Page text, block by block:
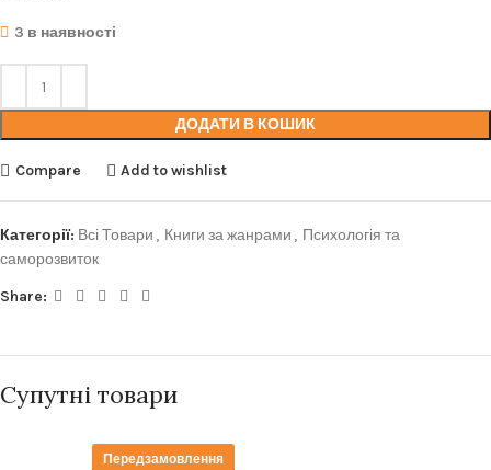
3 в наявності
ДОДАТИ В КОШИК
Compare Add to wishlist
Категорії: Всі Товари , Книги за жанрами , Психологія та
саморозвиток
Share:
Супутні товари
Передзамовлення